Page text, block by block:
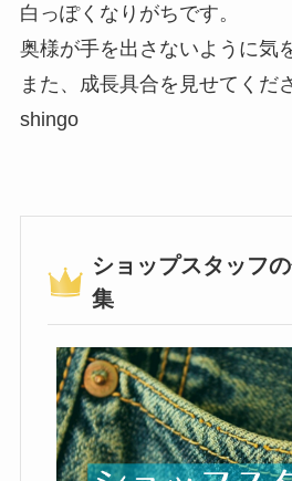
白っぽくなりがちです。
奥様が手を出さないように気
また、成長具合を見せてくだ
shingo
ショップスタッフ
集